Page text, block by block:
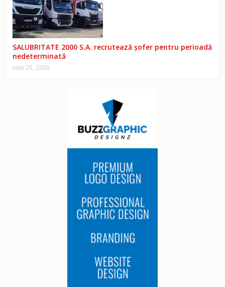
SALUBRITATE 2000 S.A. recrutează șofer pentru perioadă
nedeterminată
iulie 25, 2026